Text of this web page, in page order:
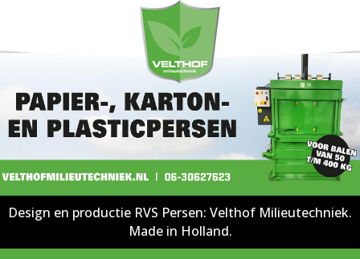
Design en productie RVS Persen: Velthof Milieutechniek.
Made in Holland.